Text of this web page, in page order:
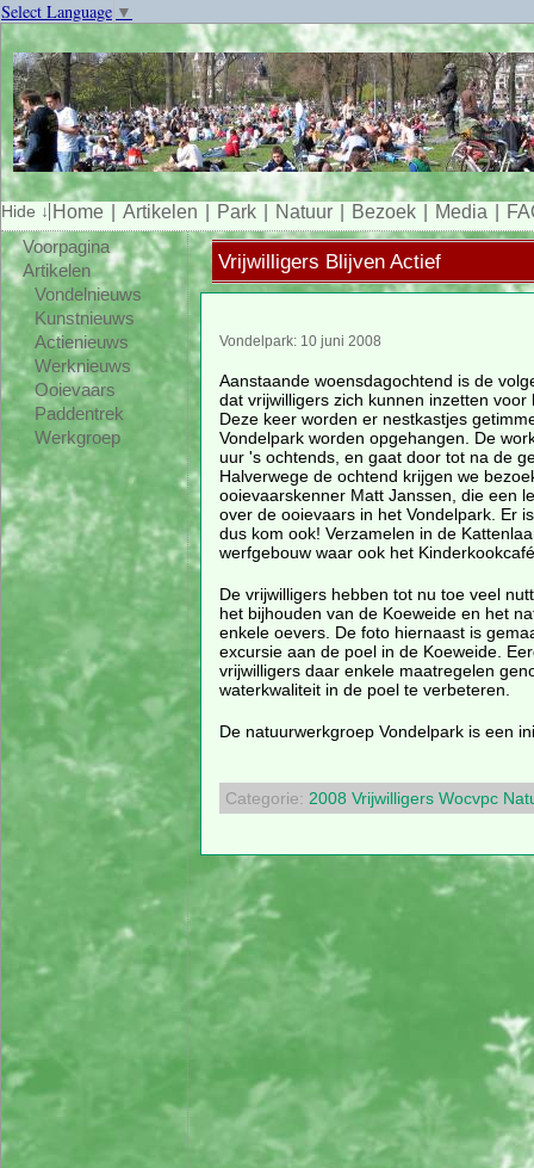
Select Language ▼
Home Artikelen Park Natuur Bezoek Media
Voorpagina
Artikelen
Vondelnieuws
Kunstnieuws
Actienieuws
Werknieuws
Ooievaars
Paddentrek
Werkgroep
Vrijwilligers Blijven Actief
Vondelpark: 10 juni 2008
Aanstaande woensdagochtend is de
dat vrijwilligers zich kunnen inzetten voor
Deze keer worden er nestkastjes
Vondelpark worden opgehangen. De
uur 's ochtends, en gaat door tot na de
Halverwege de ochtend krijgen we
ooievaarskenner Matt Janssen, die een
over de ooievaars in het Vondelpark. Er
dus kom ook! Verzamelen in de
werfgebouw waar ook het
De vrijwilligers hebben tot nu toe veel
het bijhouden van de Koeweide en het
enkele oevers. De foto hiernaast is
excursie aan de poel in de Koeweide.
vrijwilligers daar enkele maatregelen
waterkwaliteit in de poel te verbeteren.
De natuurwerkgroep Vondelpark is een
Categorie: 2008 Vrijwilligers Wocvpc